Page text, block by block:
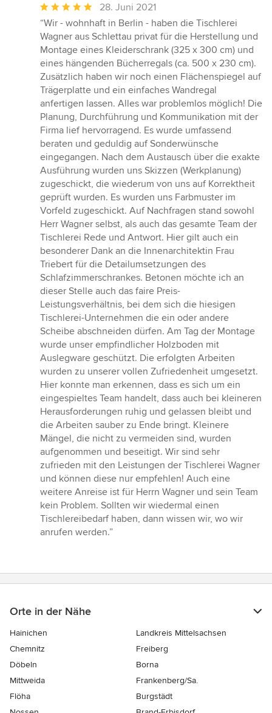
Durchschnittliche
Bewertung:
5
von
5
Sternen
28. Juni 2021
“Wir - wohnhaft in Berlin - haben die Tischlerei
Wagner aus Schlettau privat für die Herstellung und
Montage eines Kleiderschrank (325 x 300 cm) und
eines hängenden Bücherregals (ca. 500 x 230 cm).
Zusätzlich haben wir noch einen Flächenspiegel auf
Trägerplatte und ein einfaches Wandregal
anfertigen lassen. Alles war problemlos möglich! Die
Planung, Durchführung und Kommunikation mit der
Firma lief hervorragend. Es wurde umfassend
beraten und geduldig auf Sonderwünsche
eingegangen. Nach dem Austausch über die exakte
Ausführung wurden uns Skizzen (Werkplanung)
zugeschickt, die wiederum von uns auf Korrektheit
geprüft wurden. Es wurden uns Farbmuster im
Vorfeld zugeschickt. Auf Nachfragen stand sowohl
Herr Wagner selbst, als auch das gesamte Team der
Tischlerei Rede und Antwort. Hier gilt auch ein
besonderer Dank an die Innenarchitektin Frau
Triebert für die Detailumsetzungen des
Schlafzimmerschrankes. Betonen möchte ich an
dieser Stelle auch das faire Preis-
Leistungsverhältnis, bei dem sich die hiesigen
Tischlerei-Unternehmen die ein oder andere
Scheibe abschneiden dürfen. Am Tag der Montage
wurde unser empfindlicher Holzboden mit
Auslegware geschützt. Die erfolgten Arbeiten
wurden zu unserer vollen Zufriedenheit umgesetzt.
Hier konnte man erkennen, dass es sich um ein
eingespieltes Team handelt, dass auch bei kleineren
Herausforderungen ruhig und gelassen bleibt und
die Arbeiten sauber zu Ende bringt. Kleinere
Mängel, die nicht zu vermeiden sind, wurden
aufgenommen und beseitigt. Wir sind sehr
zufrieden mit den Leistungen der Tischlerei Wagner
und können diese nur empfehlen! Auch eine
weitere Anreise ist für Herrn Wagner und sein Team
kein Problem. Sollten wir wiedermal einen
Tischlereibedarf haben, dann wissen wir, wo wir
anrufen werden.”
Orte in der Nähe
Hainichen
Landkreis Mittelsachsen
Chemnitz
Freiberg
Döbeln
Borna
Mittweida
Frankenberg/Sa.
Flöha
Burgstädt